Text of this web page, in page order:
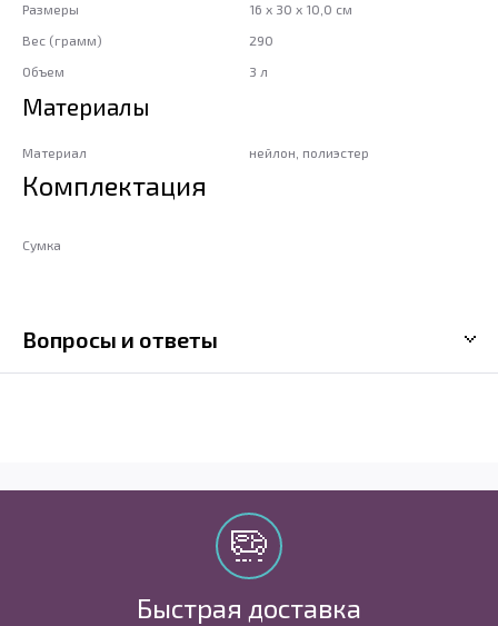
Размеры
16 x 30 x 10,0 см
Вес (грамм)
290
Объем
3 л
Материалы
Материал нейлон, полиэстер
Комплектация
Сумка
Вопросы и ответы
Быстрая доставка